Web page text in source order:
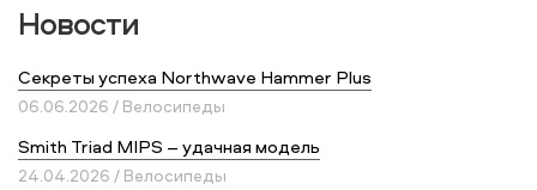
Новости
Секреты успеха Northwave Hammer Plus
06.06.2026 / Велосипеды
Smith Triad MIPS – удачная модель
24.04.2026 / Велосипеды